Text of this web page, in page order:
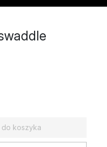
do koszyka